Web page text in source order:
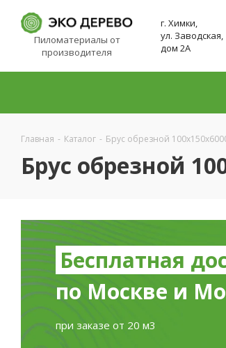
Пиломатериалы от
производителя
г. Химки,
ул. Заводская,
дом 2А
Главная - Каталог - Брус обрезной
Брус обрезной
Бесплатная
по Москве и
при заказе от 20 м3